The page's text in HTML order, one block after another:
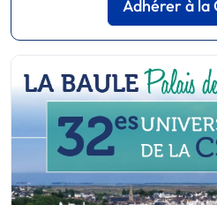
Adhérer à la